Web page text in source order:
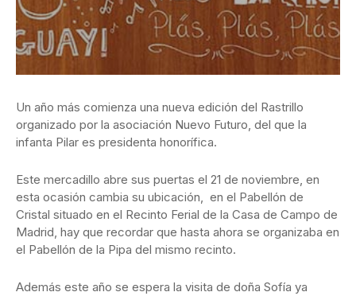
Un año más comienza una nueva edición del Rastrillo
organizado por la asociación Nuevo Futuro, del que la
infanta Pilar es presidenta honorífica.
Este mercadillo abre sus puertas el 21 de noviembre, en
esta ocasión cambia su ubicación, en el Pabellón de
Cristal situado en el Recinto Ferial de la Casa de Campo de
Madrid, hay que recordar que hasta ahora se organizaba en
el Pabellón de la Pipa del mismo recinto.
Además este año se espera la visita de doña Sofía ya